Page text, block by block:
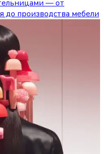
— от
до производства мебели